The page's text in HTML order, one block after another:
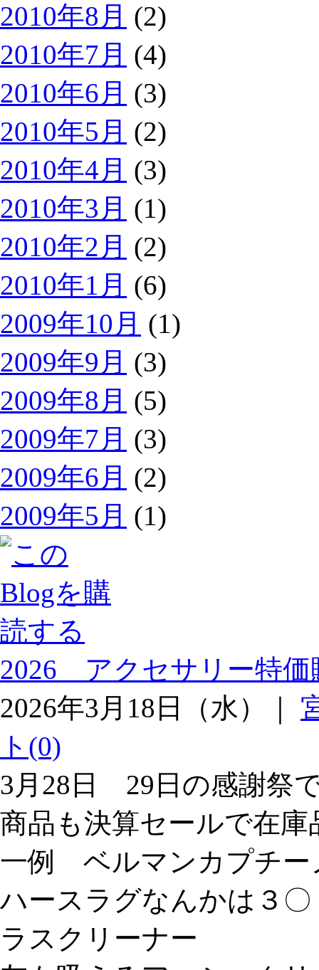
2010年8月 (2)
2010年7月 (4)
2010年6月 (3)
2010年5月 (2)
2010年4月 (3)
2010年3月 (1)
2010年2月 (2)
2010年1月 (6)
2009年10月 (1)
2009年9月 (3)
2009年8月 (5)
2009年7月 (3)
2009年6月 (2)
2009年5月 (1)
2026 アクセサリー特価
2026年3月18日（水）｜
ト(0)
3月28日 29日の感謝祭
商品も決算セールで在
一例 ベルマンカプチ
ハースラグなんかは３
ラスクリーナー